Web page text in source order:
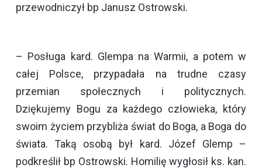
przewodniczył bp Janusz Ostrowski.
– Posługa kard. Glempa na Warmii, a potem w
całej Polsce, przypadała na trudne czasy
przemian społecznych i politycznych.
Dziękujemy Bogu za każdego człowieka, który
swoim życiem przybliża świat do Boga, a Boga do
świata. Taką osobą był kard. Józef Glemp –
podkreślił bp Ostrowski. Homilię wygłosił ks. kan.